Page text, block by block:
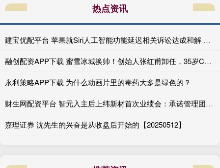
热点资讯
建宝优配平台 苹果就Siri人工智能功能延迟相关诉讼达成和解 重心转向人工智能的交付
融创配资APP下载 蜜雪冰城换帅！创始人张红甫卸任，35岁CFO接棒
永利策略APP下载 为什么动画片里的毒药大多是绿色的？
财生网配资平台 智元入主后上纬新材首次业绩会：承诺管理团队不会“大换血” 业务协同预期仍模糊
嘉理证券 沈先生的兴奋是从收盘后开始的【20250512】